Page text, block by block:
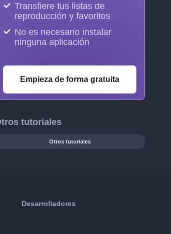
Transfiere tus listas de
reproducción y favoritos
No es necesario instalar
ninguna aplicación
Empieza de forma gratuita
tutoriales
Otros tutoriales
Desarrolladores